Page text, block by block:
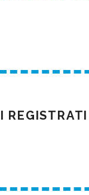
REGISTRATI